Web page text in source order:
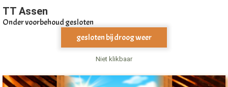
TT Assen
Onder voorbehoud gesloten
gesloten bij droog weer
Niet klikbaar